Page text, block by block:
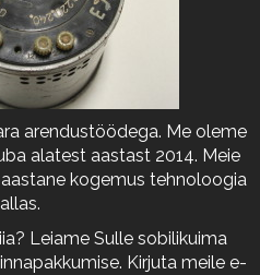
arendustöödega. Me oleme
alatest aastast 2014. Meie
kogemus tehnoloogia
Leiame Sulle sobilikuima
Kirjuta meile e-